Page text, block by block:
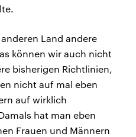
Land andere
können wir auch nicht
bisherigen Richtlinien,
nicht auf mal eben
auf wirklich
hat man eben
Frauen und Männern